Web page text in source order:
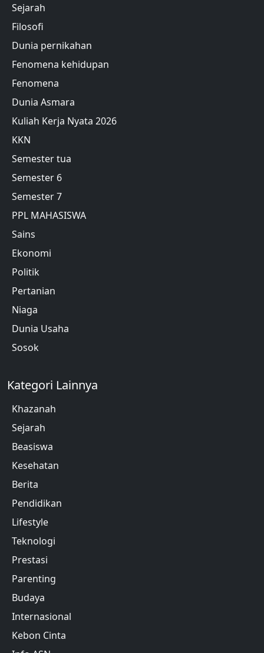
Sejarah
Filosofi
Dunia pernikahan
Fenomena kehidupan
Fenomena
Dunia Asmara
Kuliah Kerja Nyata 2026
KKN
Semester tua
Semester 6
Semester 7
PPL MAHASISWA
Sains
Ekonomi
Politik
Pertanian
Niaga
Dunia Usaha
Sosok
Kategori Lainnya
Khazanah
Sejarah
Beasiswa
Kesehatan
Berita
Pendidikan
Lifestyle
Teknologi
Prestasi
Parenting
Budaya
Internasional
Kebon Cinta